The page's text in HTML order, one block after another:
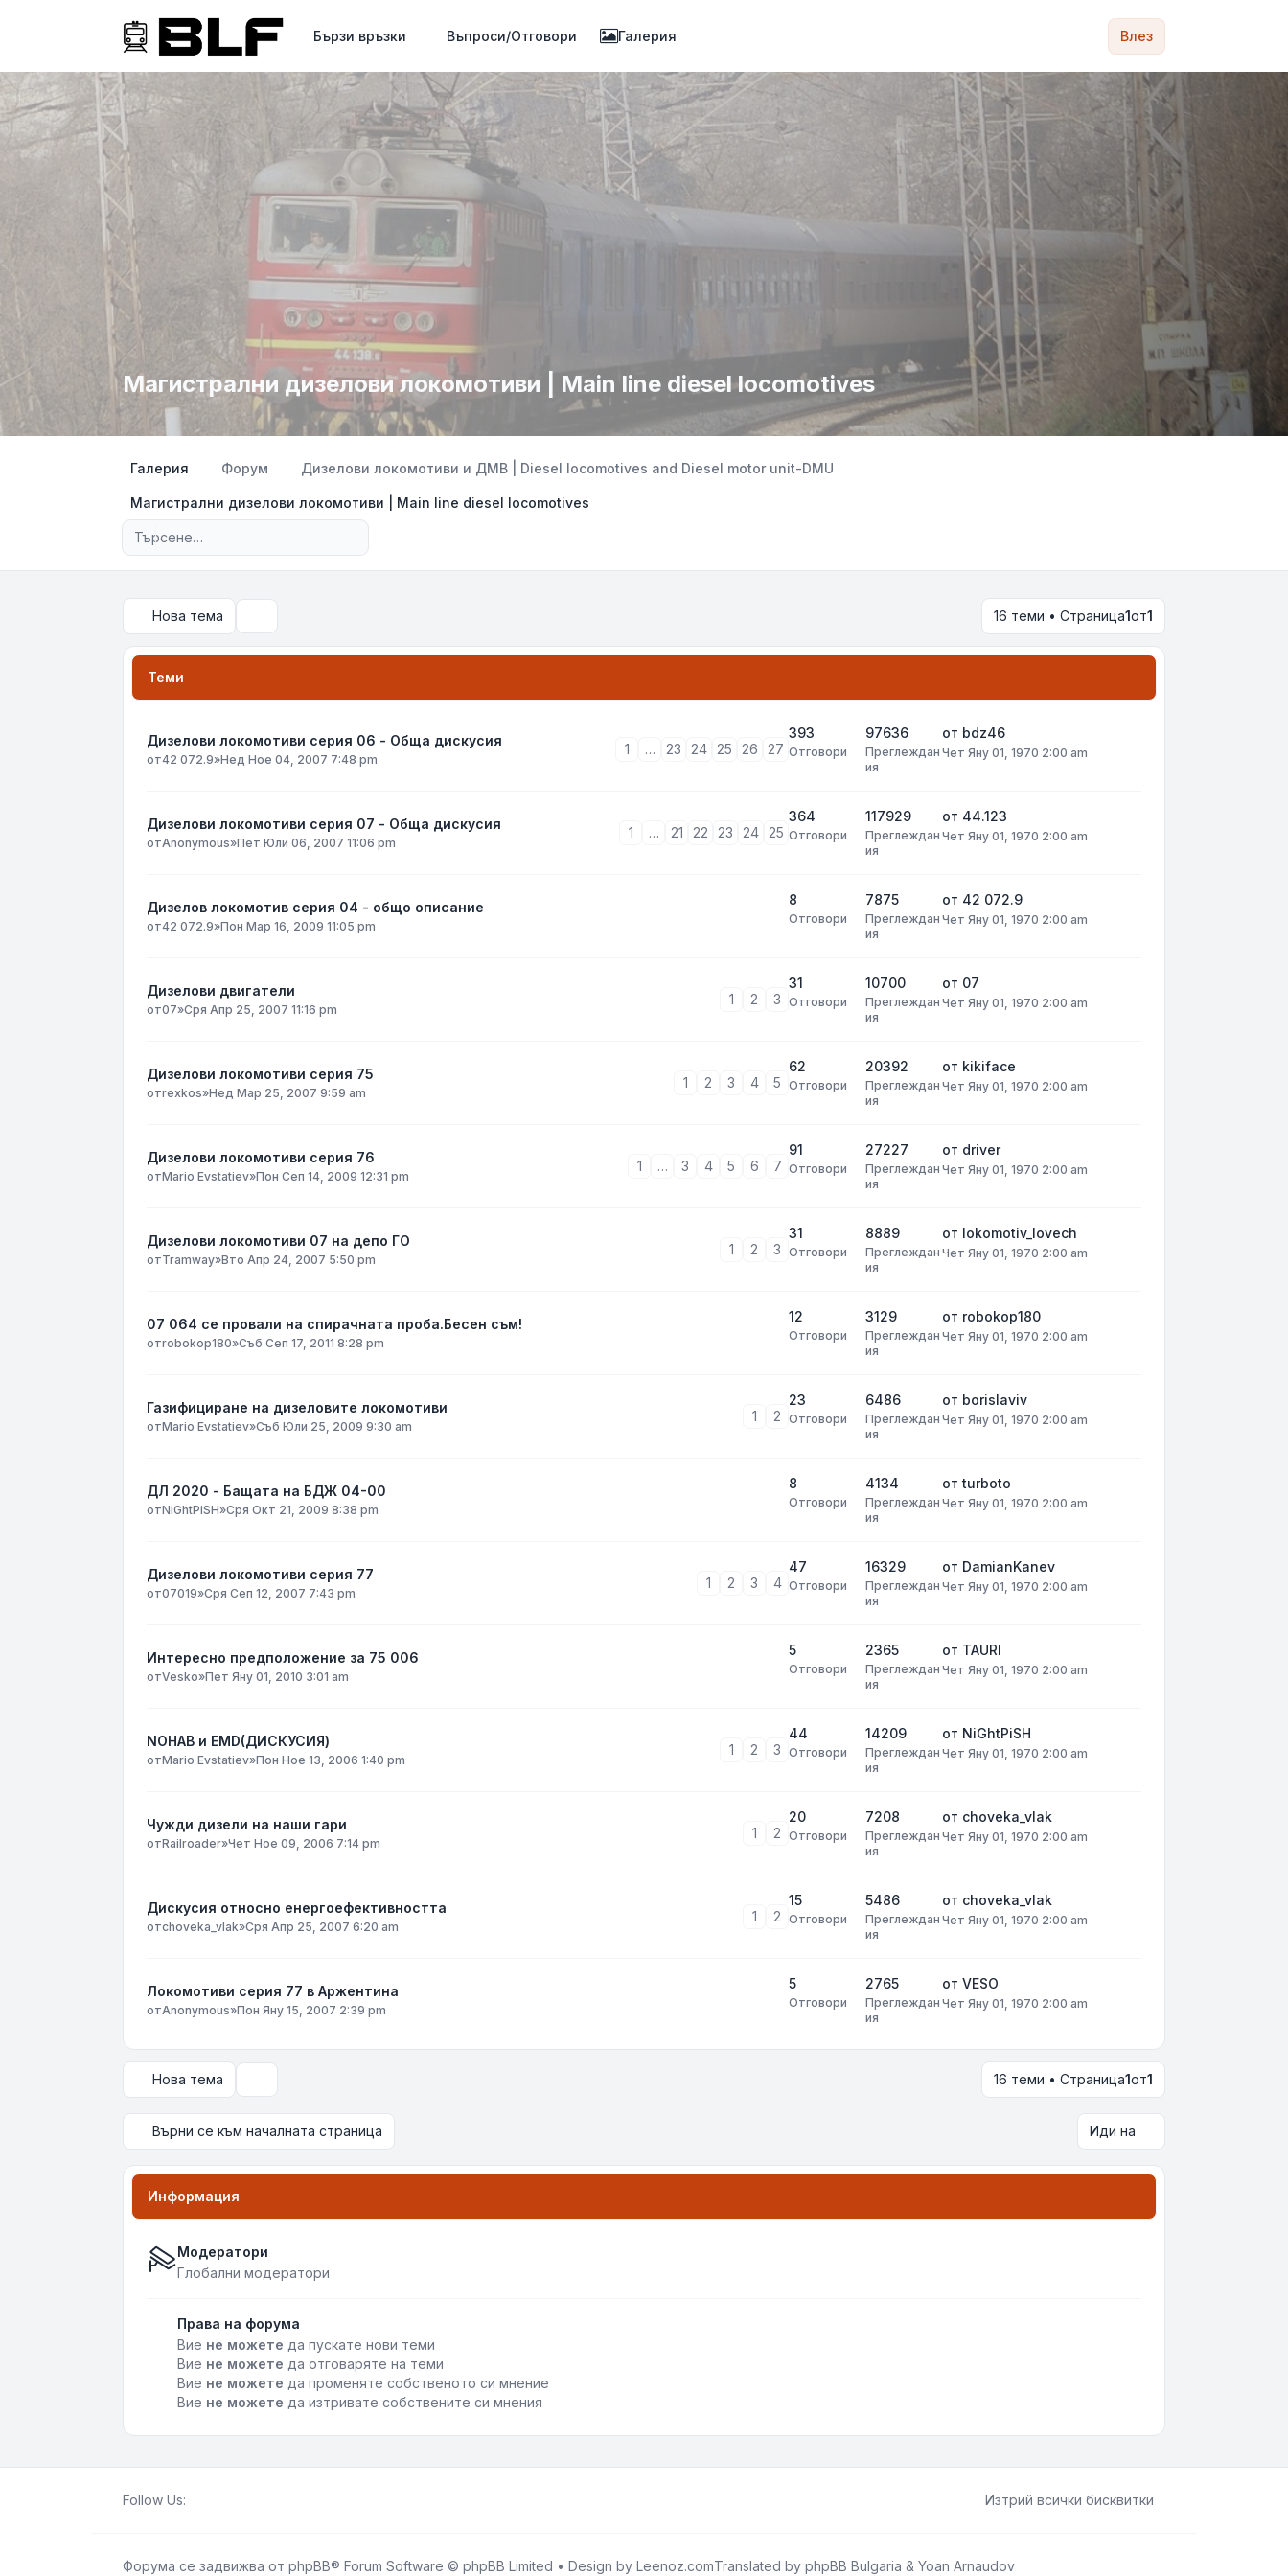
Бързи връзки Въпроси/Отговори Галерия Влез
Магистрални дизелови локомотиви | Main line diesel locomotives
Галерия Форум Дизелови локомотиви и ДМВ | Diesel locomotives and Diesel motor unit-DMU
Магистрални дизелови локомотиви | Main line diesel locomotives
Нова тема 16 теми • Страница1от1
Теми
Дизелови локомотиви серия 06 - Обща дискусия
от42 072.9»Нед Ное 04, 2007 7:48 pm
1 … 23 24 25 26 27
393
Отговори
97636
Преглеждан
ия
от bdz46
Чет Яну 01, 1970 2:00 am
Дизелови локомотиви серия 07 - Обща дискусия
отAnonymous»Пет Юли 06, 2007 11:06 pm
1 … 21 22 23 24 25
364
Отговори
117929
Преглеждан
ия
от 44.123
Чет Яну 01, 1970 2:00 am
Дизелов локомотив серия 04 - общо описание
от42 072.9»Пон Мар 16, 2009 11:05 pm
8
Отговори
7875
Преглеждан
ия
от 42 072.9
Чет Яну 01, 1970 2:00 am
Дизелови двигатели
от07»Сря Апр 25, 2007 11:16 pm
1 2 3
31
Отговори
10700
Преглеждан
ия
от 07
Чет Яну 01, 1970 2:00 am
Дизелови локомотиви серия 75
отrexkos»Нед Мар 25, 2007 9:59 am
1 2 3 4 5
62
Отговори
20392
Преглеждан
ия
от kikiface
Чет Яну 01, 1970 2:00 am
Дизелови локомотиви серия 76
отMario Evstatiev»Пон Сеп 14, 2009 12:31 pm
1 … 3 4 5 6 7
91
Отговори
27227
Преглеждан
ия
от driver
Чет Яну 01, 1970 2:00 am
Дизелови локомотиви 07 на депо ГО
отTramway»Вто Апр 24, 2007 5:50 pm
1 2 3
31
Отговори
8889
Преглеждан
ия
от lokomotiv_lovech
Чет Яну 01, 1970 2:00 am
07 064 се провали на спирачната проба.Бесен съм!
отrobokop180»Съб Сеп 17, 2011 8:28 pm
12
Отговори
3129
Преглеждан
ия
от robokop180
Чет Яну 01, 1970 2:00 am
Газифициране на дизеловите локомотиви
отMario Evstatiev»Съб Юли 25, 2009 9:30 am
1 2
23
Отговори
6486
Преглеждан
ия
от borislaviv
Чет Яну 01, 1970 2:00 am
ДЛ 2020 - Бащата на БДЖ 04-00
отNiGhtPiSH»Сря Окт 21, 2009 8:38 pm
8
Отговори
4134
Преглеждан
ия
отturboto
Чет Яну 01, 1970 2:00 am
Дизелови локомотиви серия 77
от07019»Сря Сеп 12, 2007 7:43 pm
1 2 3 4
47
Отговори
16329
Преглеждан
ия
от DamianKanev
Чет Яну 01, 1970 2:00 am
Интересно предположение за 75 006
отVesko»Пет Яну 01, 2010 3:01 am
5
Отговори
2365
Преглеждан
ия
от TAURI
Чет Яну 01, 1970 2:00 am
NOHAB и EMD(ДИСКУСИЯ)
отMario Evstatiev»Пон Ное 13, 2006 1:40 pm
1 2 3
44
Отговори
14209
Преглеждан
ия
от NiGhtPiSH
Чет Яну 01, 1970 2:00 am
Чужди дизели на наши гари
отRailroader»Чет Ное 09, 2006 7:14 pm
1 2
20
Отговори
7208
Преглеждан
ия
от choveka_vlak
Чет Яну 01, 1970 2:00 am
Дискусия относно енергоефективността
отchoveka_vlak»Сря Апр 25, 2007 6:20 am
1 2
15
Отговори
5486
Преглеждан
ия
от choveka_vlak
Чет Яну 01, 1970 2:00 am
Локомотиви серия 77 в Аржентина
отAnonymous»Пон Яну 15, 2007 2:39 pm
5
Отговори
2765
Преглеждан
ия
от VESO
Чет Яну 01, 1970 2:00 am
Нова тема 16 теми • Страница1от1
Върни се към началната страница Иди на
Информация
Модератори
Глобални модератори
Права на форума
Вие не можете да пускате нови теми
Вие не можете да отговаряте на теми
Вие не можете да променяте собственото си мнение
Вие не можете да изтривате собствените си мнения
Follow Us: Изтрий всички бисквитки
Форума се задвижва от phpBB® Forum Software © phpBB Limited • Design by Leenoz.comTranslated by phpBB Bulgaria & Yoan Arnaudov